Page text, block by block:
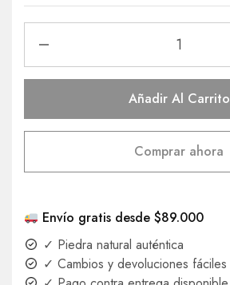
Añadir Al Carrito
Comprar ahora
Envío gratis desde $89.000
✓ Piedra natural auténtica
✓ Cambios y devoluciones fáciles